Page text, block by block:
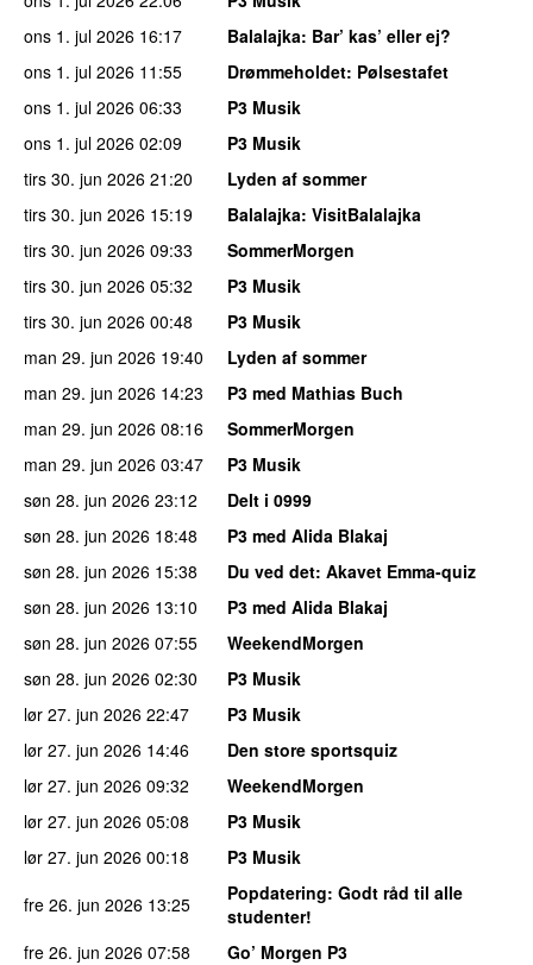
ons 1. jul 2026 16:17 Balalajka: Bar’ kas’ eller ej?
ons 1. jul 2026 11:55 Drømmeholdet: Pølsestafet
ons 1. jul 2026 06:33
P3 Musik
ons 1. jul 2026 02:09
P3 Musik
tirs 30. jun 2026 21:20
Lyden af sommer
tirs 30. jun 2026 15:19 Balalajka: VisitBalalajka
tirs 30. jun 2026 09:33
SommerMorgen
tirs 30. jun 2026 05:32
P3 Musik
tirs 30. jun 2026 00:48
P3 Musik
man 29. jun 2026 19:40
Lyden af sommer
man 29. jun 2026 14:23
P3 med Mathias Buch
man 29. jun 2026 08:16
SommerMorgen
man 29. jun 2026 03:47
P3 Musik
søn 28. jun 2026 23:12
Delt i 0999
søn 28. jun 2026 18:48
P3 med Alida Blakaj
søn 28. jun 2026 15:38 Du ved det: Akavet Emma-quiz
søn 28. jun 2026 13:10
P3 med Alida Blakaj
søn 28. jun 2026 07:55
WeekendMorgen
søn 28. jun 2026 02:30
P3 Musik
lør 27. jun 2026 22:47
P3 Musik
lør 27. jun 2026 14:46
Den store sportsquiz
lør 27. jun 2026 09:32
WeekendMorgen
lør 27. jun 2026 05:08
P3 Musik
lør 27. jun 2026 00:18
P3 Musik
fre 26. jun 2026 13:25 Popdatering: Godt råd til alle
studenter!
fre 26. jun 2026 07:58
Go’ Morgen P3